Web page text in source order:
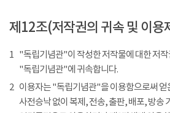
제12조(저작권의 귀속 및 이용
1 "독립기념관"이 작성한 저작물에 대한 저
"독립기념관"에 귀속합니다.
2 이용자는 "독립기념관"을 이용함으로써
사전승낙 없이 복제, 전송, 출판, 배포, 방송